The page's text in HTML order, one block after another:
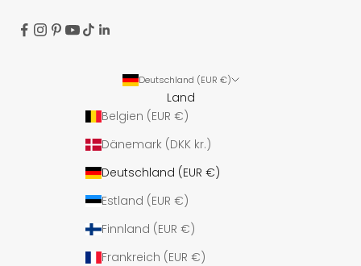
Deutschland (EUR €)
Land
Belgien (EUR €)
Dänemark (DKK kr.)
Deutschland (EUR €)
Estland (EUR €)
Finnland (EUR €)
Frankreich (EUR €)